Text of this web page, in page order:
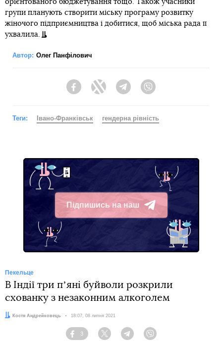
орієнтованого бюджетування тощо. Також учасники
групи планують створити міську програму розвитку
жіночого підприємництва і добитися, щоб міська рада її
ухвалила.
Автор: Олег Панфілович
FacebookTwitter Telegram
Теги: Івано-Франківськ гендерна рівність
Підпишись на наш
Telegram
Пекельце
В Індії три пʼяні буйволи розкрили
схованку з незаконним алкоголем
Автор:Костя Андрейковець Дата:
18:07, 08 липня 2021
Facebook
3
Twitter TelegramViber